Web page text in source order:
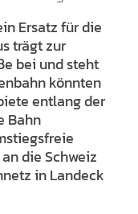
Ersatz für die
trägt zur
bei und steht
könnten
entlang der
Bahn
die Schweiz
in Landeck